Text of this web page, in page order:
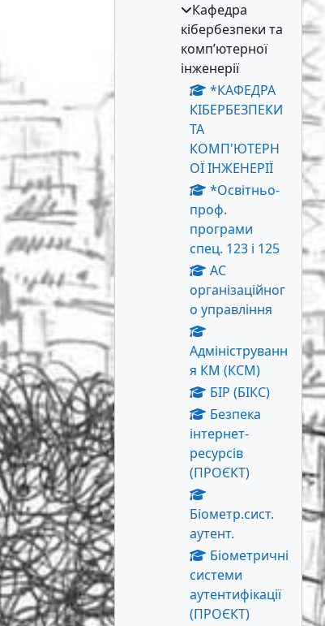
Кафедра
кібербезпеки та
комп’ютерної
інженерії
*КАФЕДРА
КІБЕРБЕЗПЕКИ
ТА
КОМП'ЮТЕРН
ОЇ ІНЖЕНЕРІЇ
*Освітньо-
проф.
програми
спец. 123 і 125
АС
організаційног
о управління
Адмініструванн
я КМ (КСМ)
БІР (БІКС)
Безпека
інтернет-
ресурсів
(ПРОЄКТ)
Біометр.сист.
аутент.
Біометричні
системи
аутентифікації
(ПРОЄКТ)